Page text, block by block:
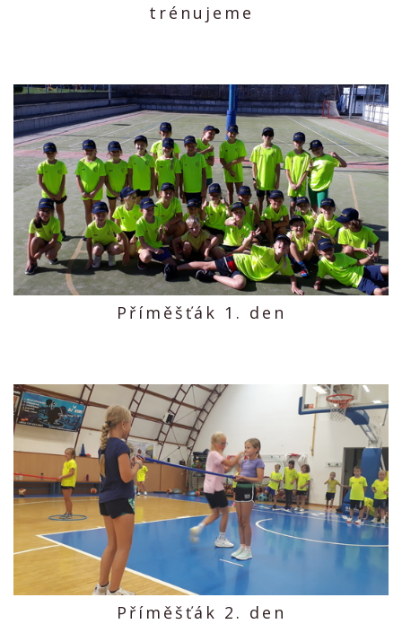
trénujeme
Příměšťák 1. den
Příměšťák 2. den